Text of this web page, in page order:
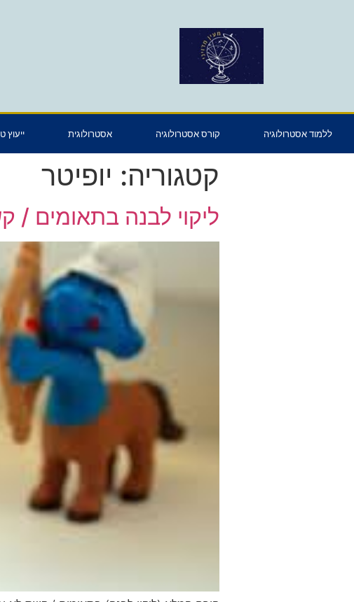
ללמוד אסטרולוגיה קורס אסטרולוגיה אסטרולוגית ייעוץ
קטגוריה: יופיטר
ליקוי לבנה בתאומים /